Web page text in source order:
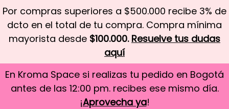
Por compras superiores a $500.000 recibe 3% de
dcto en el total de tu compra. Compra mínima
mayorista desde $100.000. Resuelve tus dudas
aquí
En Kroma Space si realizas tu pedido en Bogotá
antes de las 12:00 pm. recibes ese mismo día.
¡Aprovecha ya!